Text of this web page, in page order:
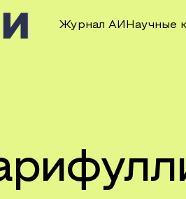
Журнал АИ Научные